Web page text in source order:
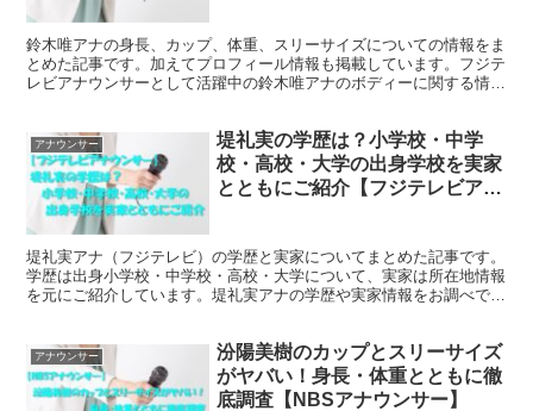
鈴木唯アナの身長、カップ、体重、スリーサイズについての情報をま
とめた記事です。加えてプロフィール情報も掲載しています。フジテ
レビアナウンサーとして活躍中の鈴木唯アナのボディーに関する情報
アナウンサー
堤礼実の学歴は？小学校・中学
校・高校・大学の出身学校を実家
とともにご紹介【フジテレビアナ
堤礼実アナ（フジテレビ）の学歴と実家についてまとめた記事です。
学歴は出身小学校・中学校・高校・大学について、実家は所在地情報
を元にご紹介しています。堤礼実アナの学歴や実家情報をお調べであ
アナウンサー
汾陽美樹のカップとスリーサイズ
がヤバい！身長・体重とともに徹
底調査【NBSアナウンサー】